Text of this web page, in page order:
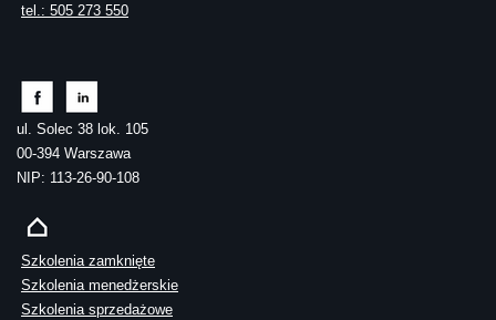
tel.: 505 273 550
ul. Solec 38 lok. 105
00-394 Warszawa
NIP: 113-26-90-108
Szkolenia zamknięte
Szkolenia menedżerskie
Szkolenia sprzedażowe